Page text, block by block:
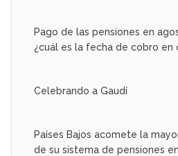
Pago de las pensiones en
¿cuál es la fecha de cobro en
Celebrando a Gaudí
Países Bajos acomete la
de su sistema de pensiones